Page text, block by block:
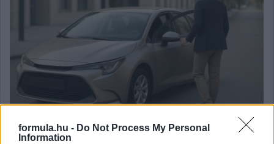
formula.hu - Do Not Process My Personal
Information
Az autóbérlés egyre népszerűbb választás azok körében, akik